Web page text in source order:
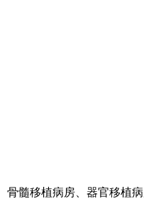
髓移植病房、器官移